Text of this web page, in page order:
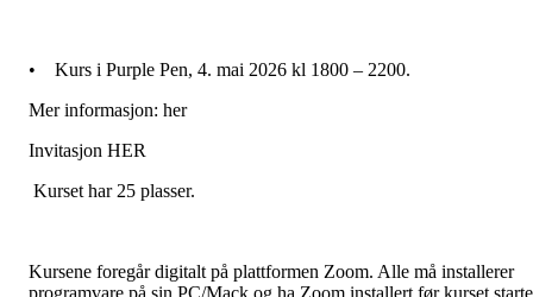
• Kurs i Purple Pen, 4. mai 2026 kl 1800 – 2200.
Mer informasjon: her
Invitasjon HER
Kurset har 25 plasser.
Kursene foregår digitalt på plattformen Zoom. Alle må installerer
programvare på sin PC/Mack og ha Zoom installert før kurset